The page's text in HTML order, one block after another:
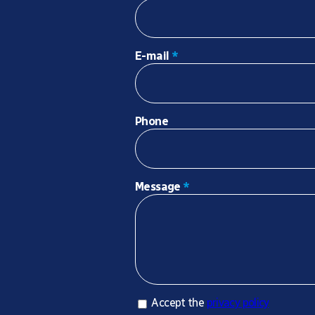
E-mail *
Phone
Message *
Accept privacy policy*
Accept the privacy policy